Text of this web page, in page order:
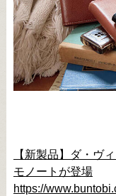
【新製品】ダ・ヴ
モノートが登場
https://